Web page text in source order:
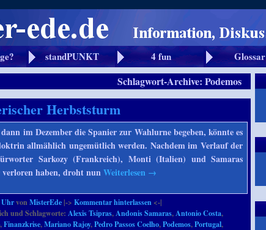
standPUNKT 4 fun Glossar
Schlagwort-Archive:Podemos
Herbststurm
im Dezember die Spanier zur Wahlurne begeben, könnte es
allmählich ungemütlich werden. Nachdem im Verlauf der
Sarkozy (Frankreich), Monti (Italien) und Samaras
verloren haben, droht nunWeiterlesen →
UhrvonMisterEde |->Kommentar hinterlassen <-|
und Schlagworte:Alexis Tsipras,Andonis Samaras,Antonio Costa,
,Finanzkrise,Mariano Rajoy,Pedro Passos Coelho,Podemos,Portugal,